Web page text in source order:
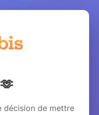
décision de mettre